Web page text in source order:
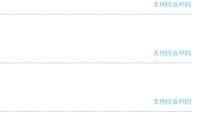
支持[0] 反对[0]
支持[0] 反对[0]
支持[0] 反对[0]